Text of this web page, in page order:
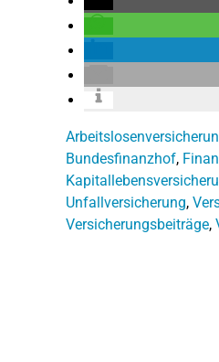
Bundesfinanzhof,
Unfallversicherung,
Versicherungsbeiträge,